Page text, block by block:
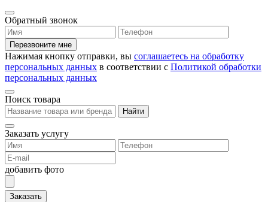
Обратный звонок
Перезвоните мне
Нажимая кнопку отправки, вы соглашаетесь на обработку
персональных данных в соответствии с Политикой обработки
персональных данных
Поиск товара
Найти
Заказать услугу
добавить фото
Заказать